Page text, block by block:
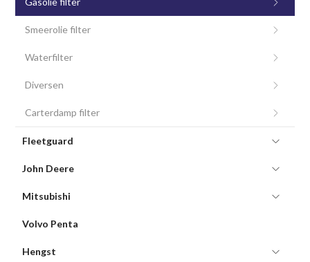
Smeerolie filter
Waterfilter
Diversen
Carterdamp filter
Fleetguard
John Deere
Mitsubishi
Volvo Penta
Hengst